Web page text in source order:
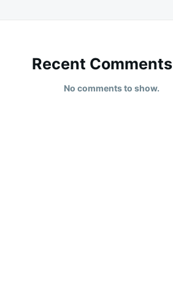
Recent Comments
No comments to show.